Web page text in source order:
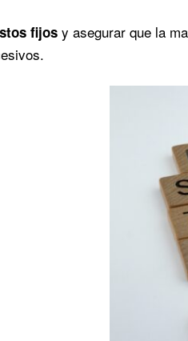
fijos y asegurar que la